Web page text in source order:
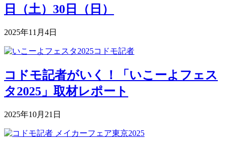
日（土）30日（日）
2025年11月4日
コドモ記者がいく！「いこーよフェス
タ2025」取材レポート
2025年10月21日